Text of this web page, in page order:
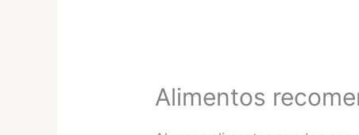
Alimentos